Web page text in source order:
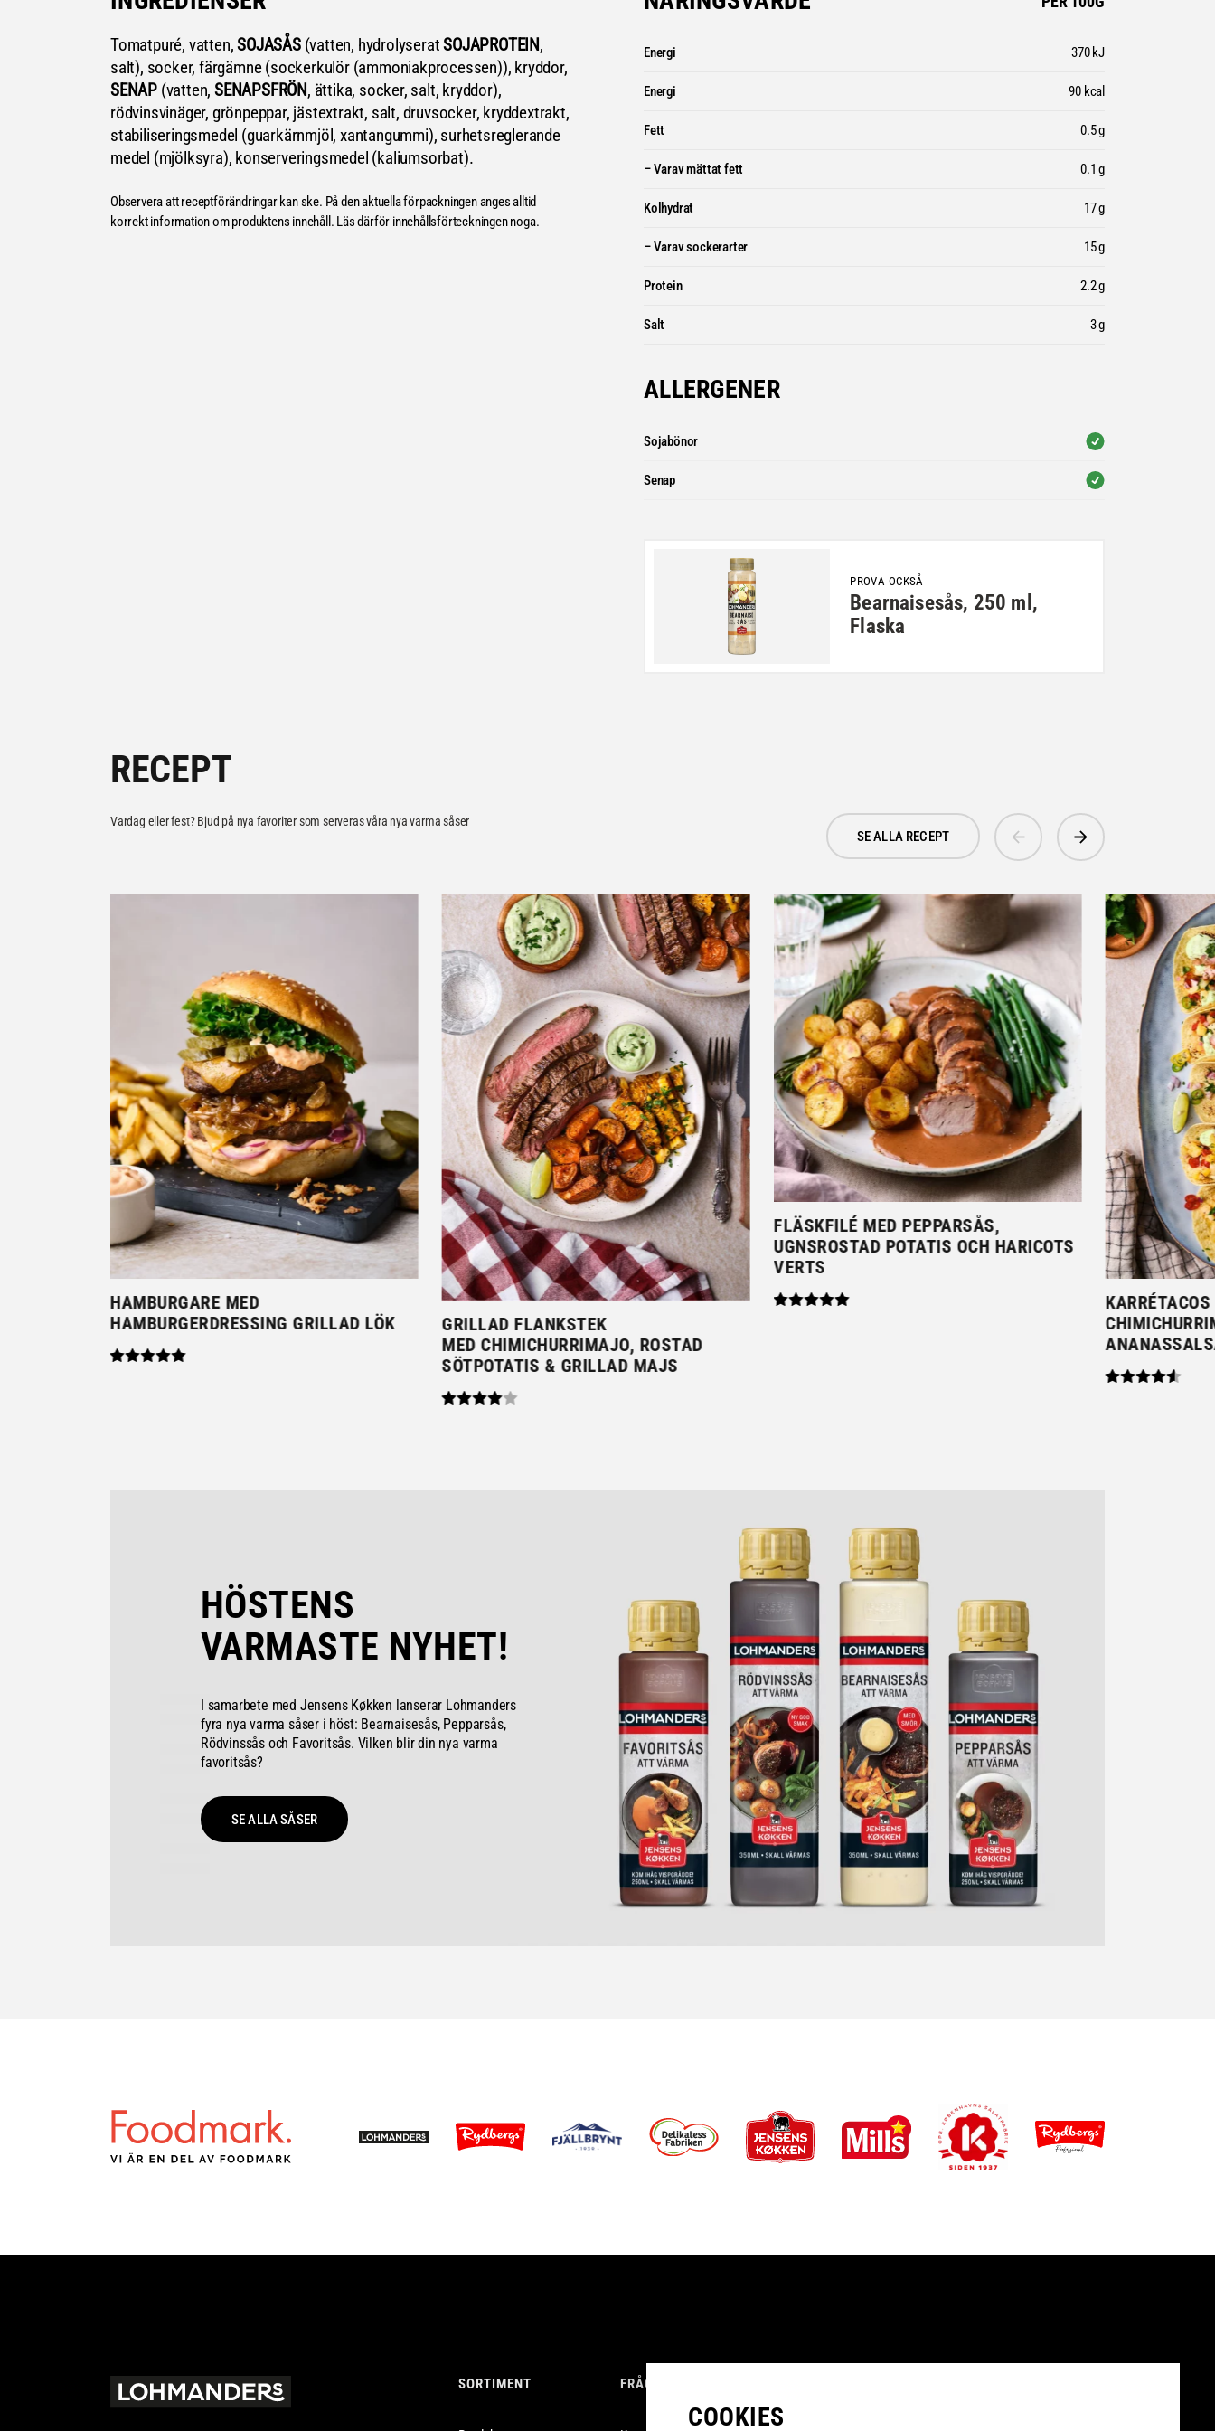
COOKIES
Tomatpuré, vatten,SOJASÅS(vatten, hydrolyseratSOJAPROTEIN,
salt), socker, färgämne (sockerkulör (ammoniakprocessen)), kryddor,
SENAP (vatten, SENAPSFRÖN, ättika, socker, salt, kryddor),
rödvinsvinäger, grönpeppar, jästextrakt, salt, druvsocker, kryddextrakt,
stabiliseringsmedel (guarkärnmjöl, xantangummi), surhetsreglerande
medel (mjölksyra), konserveringsmedel (kaliumsorbat).
Observera att receptförändringar kan ske. På den aktuella förpackningen anges alltid
korrekt information om produktens innehåll. Läs därför innehållsförteckningen noga.
Energi 370 kJ
Energi 90 kcal
Fett 0.5 g
– Varav mättat fett 0.1 g
Kolhydrat 17 g
– Varav sockerarter 15 g
Protein 2.2 g
Salt 3 g
ALLERGENER
Sojabönor
Senap
PROVA OCKSÅ
Bearnaisesås, 250 ml,
Flaska
RECEPT
Vardag eller fest? Bjud på nya favoriter som serveras våra nya varma såser
SE ALLA RECEPT
HAMBURGARE MED
HAMBURGERDRESSING GRILLAD LÖK
GRILLAD FLANKSTEK
MED CHIMICHURRIMAJO, ROSTAD
SÖTPOTATIS & GRILLAD MAJS
FLÄSKFILÉ MED PEPPARSÅS,
UGNSROSTAD POTATIS OCH HARICOTS
VERTS
HÖSTENS
VARMASTE NYHET!
I samarbete med Jensens Køkken lanserar Lohmanders
fyra nya varma såser i höst: Bearnaisesås, Pepparsås,
Rödvinssås och Favoritsås. Vilken blir din nya varma
favoritsås?
SE ALLA SÅSER
SORTIMENT FRÅGOR